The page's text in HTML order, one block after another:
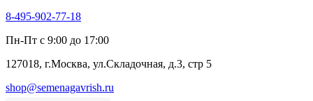
8-495-902-77-18
Пн-Пт с 9:00 до 17:00
127018, г.Москва, ул.Складочная, д.3, стр 5
shop@semenagavrish.ru